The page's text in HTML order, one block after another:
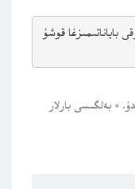
باياناتىمىزغا قوشۇ
* بەلگىسى بارلار